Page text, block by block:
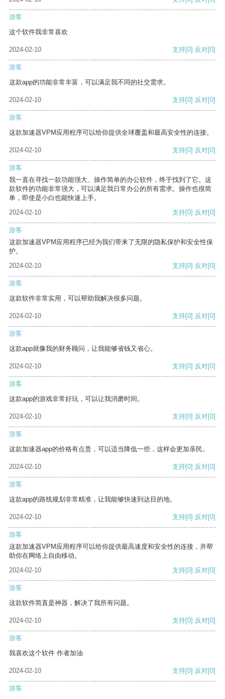
游客
这个软件我非常喜欢
2024-02-10 支持[0] 反对[0]
游客
这款app的功能非常丰富，可以满足我不同的社交需求。
2024-02-10 支持[0] 反对[0]
游客
这款加速器VPM应用程序可以给你提供全球覆盖和最高安全性的连接。
2024-02-10 支持[0] 反对[0]
游客
我一直在寻找一款功能强大、操作简单的办公软件，终于找到了它。这
款软件的功能非常强大，可以满足我日常办公的所有需求。操作也很简
单，即使是小白也能快速上手。
2024-02-10
支持[0] 反对[0]
游客
这款加速器VPM应用程序已经为我们带来了无限的隐私保护和安全性保
护。
2024-02-10
支持[0] 反对[0]
游客
这款软件非常实用，可以帮助我解决很多问题。
2024-02-10 支持[0] 反对[0]
游客
这款app就像我的财务顾问，让我能够省钱又省心。
2024-02-10 支持[0] 反对[0]
游客
这款app的游戏非常好玩，可以让我消磨时间。
2024-02-10 支持[0] 反对[0]
游客
这款加速器app的价格有点贵，可以适当降低一些，这样会更加亲民。
2024-02-10 支持[0] 反对[0]
游客
这款app的路线规划非常精准，让我能够快速到达目的地。
2024-02-10 支持[0] 反对[0]
游客
这款加速器VPM应用程序可以给你提供最高速度和安全性的连接，并帮
助你在网络上自由移动。
2024-02-10
支持[0] 反对[0]
游客
这款软件简直是神器，解决了我所有问题。
2024-02-10 支持[0] 反对[0]
游客
我喜欢这个软件 作者加油
2024-02-10 支持[0] 反对[0]
游客